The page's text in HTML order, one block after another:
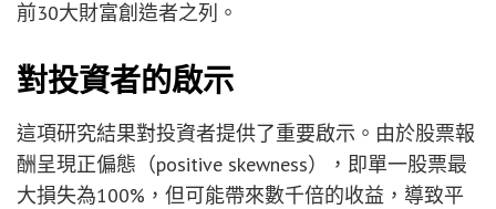
前30大財富創造者之列。
對投資者的啟示
這項研究結果對投資者提供了重要啟示。由於股票報
酬呈現正偏態（positive skewness），即單一股票最
大損失為100%，但可能帶來數千倍的收益，導致平